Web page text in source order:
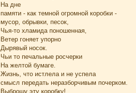
На дне
памяти - как темной огромной коробки -
мусор, обрывки, песок,
Чья-то хламида поношенная,
Ветер гоняет упорно
Дырявый носок.
Чьи то печальные росчерки
На желтой бумаге.
Жизнь, что истлела и не успела
смысл передать неразборчивым почерком.
Выброшу эту коробку!